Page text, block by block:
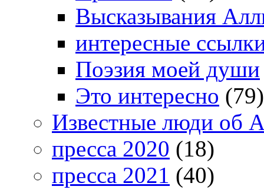
Высказывания
интересные
Поэзия моей души
Это интересно (79)
Известные люди об
пресса 2020 (18)
пресса 2021 (40)